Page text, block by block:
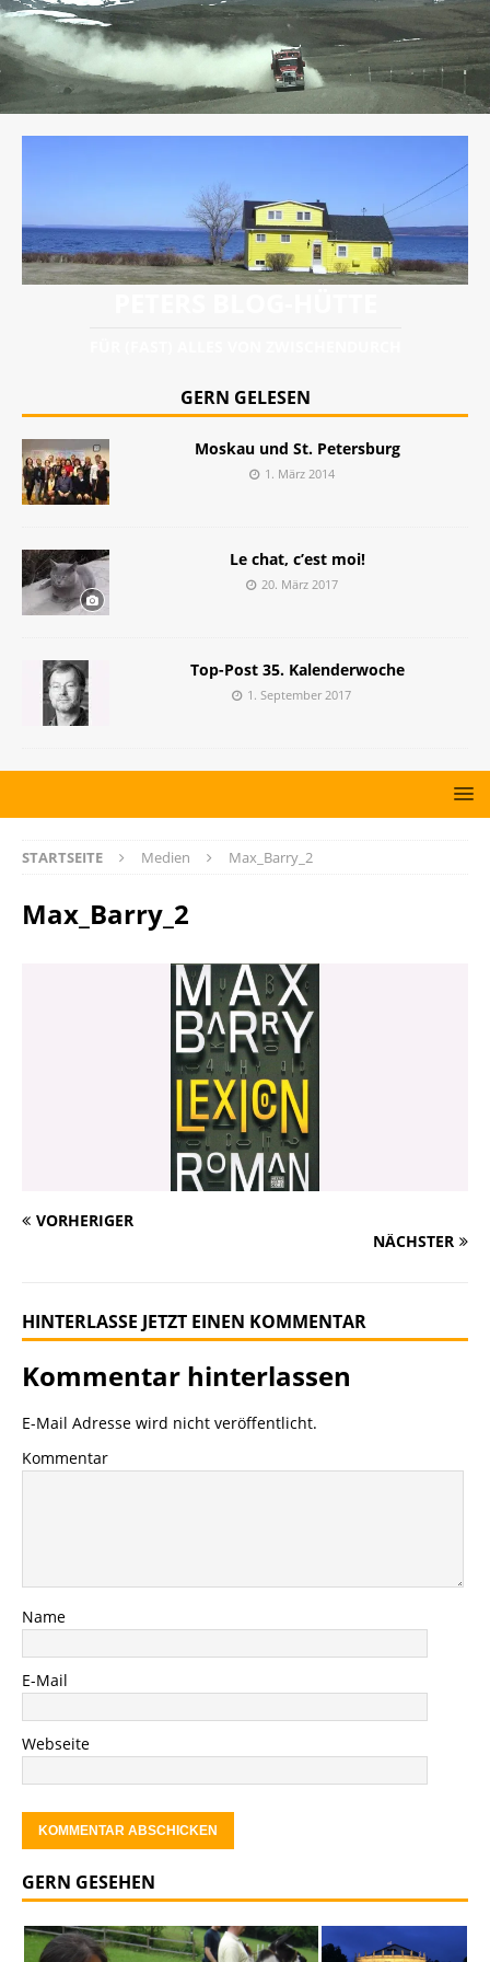
GERN GELESEN
Moskau und St. Petersburg
1. März 2014
Le chat, c’est moi!
20. März 2017
Top-Post 35. Kalenderwoche
1. September 2017
STARTSEITE Medien Max_Barry_2
Max_Barry_2
VORHERIGER
NÄCHSTER
HINTERLASSE JETZT EINEN KOMMENTAR
Kommentar hinterlassen
E-Mail Adresse wird nicht veröffentlicht.
Kommentar
Name
E-Mail
Webseite
GERN GESEHEN